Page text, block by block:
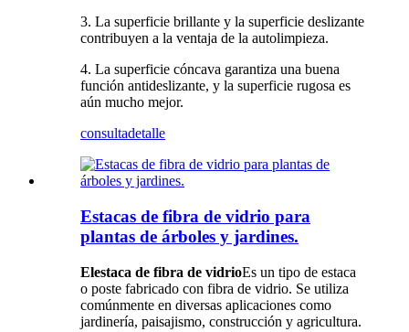
3. La superficie brillante y la superficie deslizante
contribuyen a la ventaja de la autolimpieza.
4. La superficie cóncava garantiza una buena
función antideslizante, y la superficie rugosa es
aún mucho mejor.
consultadetalle
Estacas de fibra de vidrio para
plantas de árboles y jardines.
Elestaca de fibra de vidrioEs un tipo de estaca
o poste fabricado con fibra de vidrio. Se utiliza
comúnmente en diversas aplicaciones como
jardinería, paisajismo, construcción y agricultura.